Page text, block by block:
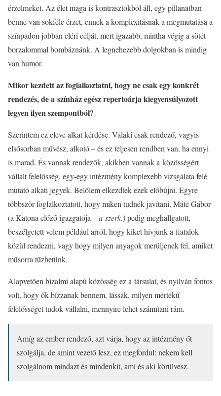
érzelmeket. Az élet maga is kontrasztokból áll, egy pillanatban
benne van sokféle érzet, ennek a komplexitásnak a megmutatása a
színpadon jobban eléri célját, mert igazabb, mintha végig a sötét
borzalommal bombáznánk. A legnehezebb dolgokban is mindig
van humor.
Mikor kezdett az foglalkoztatni, hogy ne csak egy konkrét
rendezés, de a színház egész repertoárja kiegyensúlyozott
legyen ilyen szempontból?
Szerintem ez eleve alkat kérdése. Valaki csak rendező, vagyis
elsősorban művész, alkotó – és ez teljesen rendben van, ha ennyi
is marad. És vannak rendezők, akikben vannak a közösségért
vállalt felelősség, egy-egy intézmény komplexebb vizsgálata felé
mutató alkati jegyek. Belőlem elkezdtek ezek előbújni. Egyre
többször foglalkoztatott, hogy miken tudnék javítani, Máté Gábor
(a Katona előző igazgatója– a szerk.)pedig meghallgatott,
beszélgetett velem például arról, hogy kiket hívjunk a fiatalok
közül rendezni, vagy hogy milyen anyagok merüljenek fel, amiket
műsorra tűzhetünk.
Alapvetően bizalmi alapú közösség ez a társulat, és nyilván fontos
volt, hogy ők bízzanak bennem, lássák, milyen mértékű
felelősséget tudok vállalni, mennyire lehet számítani rám.
Amíg az ember rendező, azt várja, hogy az intézmény őt
szolgálja, de amint vezető lesz, ez megfordul: nekem kell
szolgálnom mindazt és mindenkit, ami és aki körülvesz.